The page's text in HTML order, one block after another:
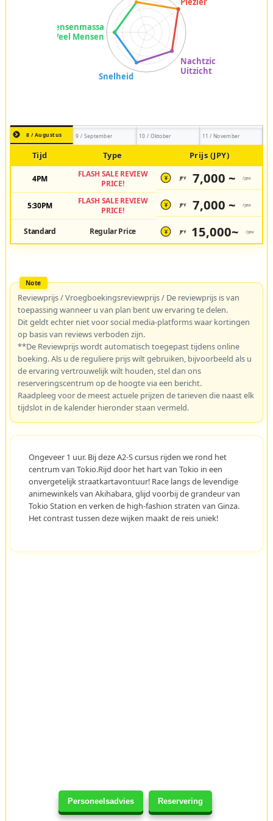
Personeelsadvies Reservering
8 / Augustus 9 / September 10 / Oktober 11 / November
Tijd Type Prijs (JPY)
4PM
FLASH SALE REVIEW
PRICE!
¥ JPY 7,000 ~ /pax
5:30PM
FLASH SALE REVIEW
PRICE!
¥ JPY 7,000 ~ /pax
Standard Regular Price ¥ JPY 15,000~ /pax
Reviewprijs / Vroegboekingsreviewprijs / De reviewprijs is van
toepassing wanneer u van plan bent uw ervaring te delen.
Dit geldt echter niet voor social media-platforms waar kortingen
op basis van reviews verboden zijn.
**De Reviewprijs wordt automatisch toegepast tijdens online
boeking. Als u de reguliere prijs wilt gebruiken, bijvoorbeeld als u
de ervaring vertrouwelijk wilt houden, stel dan ons
reserveringscentrum op de hoogte via een bericht.
Raadpleeg voor de meest actuele prijzen de tarieven die naast elk
tijdslot in de kalender hieronder staan vermeld.
Ongeveer 1 uur. Bij deze A2-S cursus rijden we rond het
centrum van Tokio.Rijd door het hart van Tokio in een
onvergetelijk straatkartavontuur! Race langs de levendige
animewinkels van Akihabara, glijd voorbij de grandeur van
Tokio Station en verken de high-fashion straten van Ginza.
Het contrast tussen deze wijken maakt de reis uniek!